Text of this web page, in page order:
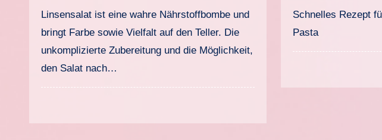
Linsensalat ist eine wahre Nährstoffbombe und
bringt Farbe sowie Vielfalt auf den Teller. Die
unkomplizierte Zubereitung und die Möglichkeit,
den Salat nach…
Schnelles Rezept für veganen Salat mit Orzo
Pasta